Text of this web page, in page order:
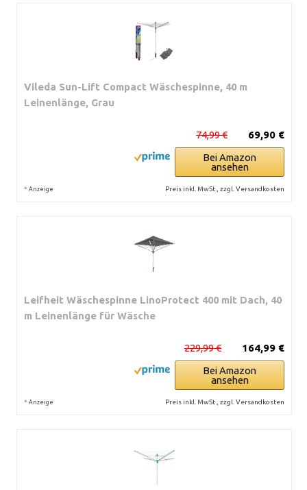
Vileda Sun-Lift Compact Wäschespinne, 40 m
Leinenlänge, Grau
69,90 €
74,99 €
Bei Amazon
ansehen
* Anzeige Preis inkl. MwSt., zzgl. Versandkosten
Leifheit Wäschespinne LinoProtect 400 mit Dach, 40
m Leinenlänge für Wäsche
164,99 €
229,99 €
Bei Amazon
ansehen
* Anzeige Preis inkl. MwSt., zzgl. Versandkosten